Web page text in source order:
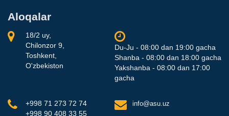
Aloqalar
18/2 uy,
Chilonzor 9,
Toshkent,
O'zbekiston
Du-Ju - 08:00 dan 19:00 gacha
Shanba - 08:00 dan 18:00 gacha
Yakshanba - 08:00 dan 17:00
gacha
+998 71 273 72 74
+998 90 408 33 55
info@asu.uz